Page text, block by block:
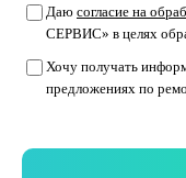
Даю согласие на
СЕРВИС» в целях
Хочу получать
предложениях по